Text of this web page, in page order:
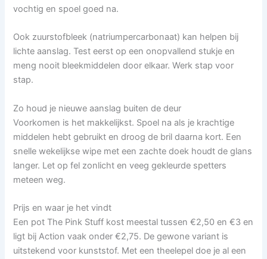
vochtig en spoel goed na.
Ook zuurstofbleek (natriumpercarbonaat) kan helpen bij
lichte aanslag. Test eerst op een onopvallend stukje en
meng nooit bleekmiddelen door elkaar. Werk stap voor
stap.
Zo houd je nieuwe aanslag buiten de deur
Voorkomen is het makkelijkst. Spoel na als je krachtige
middelen hebt gebruikt en droog de bril daarna kort. Een
snelle wekelijkse wipe met een zachte doek houdt de glans
langer. Let op fel zonlicht en veeg gekleurde spetters
meteen weg.
Prijs en waar je het vindt
Een pot The Pink Stuff kost meestal tussen €2,50 en €3 en
ligt bij Action vaak onder €2,75. De gewone variant is
uitstekend voor kunststof. Met een theelepel doe je al een